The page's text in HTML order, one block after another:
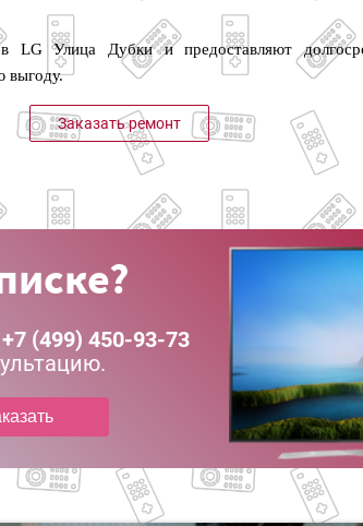
LG Улица Дубки и предоставляют
выгоду.
Заказать ремонт
+7 (499) 450-93-73